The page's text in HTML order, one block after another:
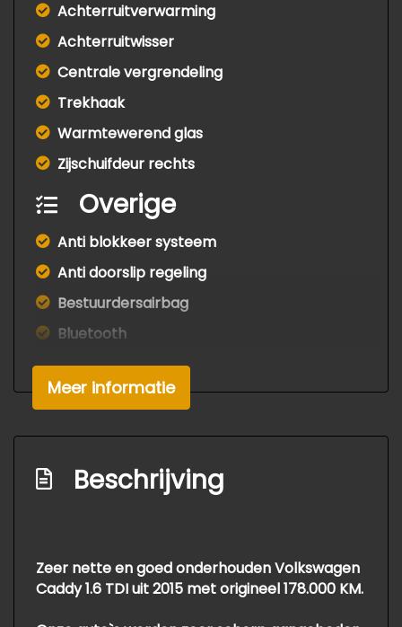
Achterruitverwarming
Achterruitwisser
Centrale vergrendeling
Trekhaak
Warmtewerend glas
Zijschuifdeur rechts
Overige
Anti blokkeer systeem
Anti doorslip regeling
Bestuurdersairbag
Bluetooth
Elektronisch stabiliteits programma
Interieur
Airco
Buitentemperatuurmeter
Meer informatie
Beschrijving
Zeer nette en goed onderhouden Volkswagen
Caddy 1.6 TDI uit 2015 met origineel 178.000 KM.